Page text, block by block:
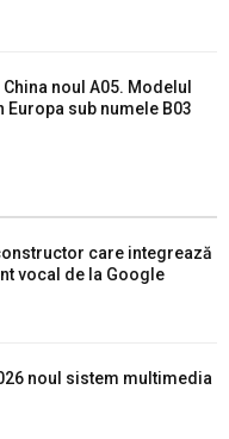
noul A05. Modelul
sub numele B03
care integrează
vocal de la Google
noul sistem multimedia